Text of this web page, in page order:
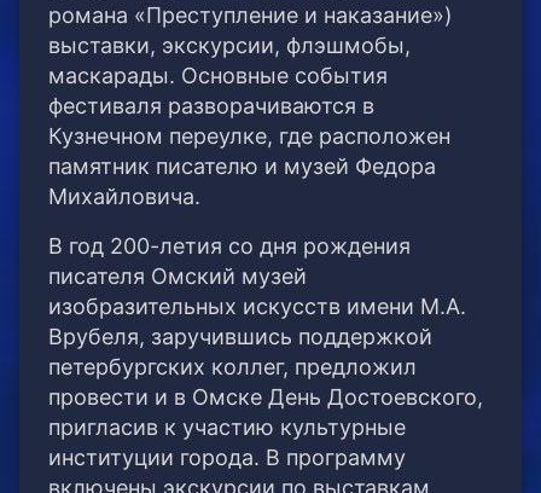
романа «Преступление и наказание»)
выставки, экскурсии, флэшмобы,
маскарады. Основные события
фестиваля разворачиваются в
Кузнечном переулке, где расположен
памятник писателю и музей Федора
Михайловича.
В год 200-летия со дня рождения
писателя Омский музей
изобразительных искусств имени М.А.
Врубеля, заручившись поддержкой
петербургских коллег, предложил
провести и в Омске День Достоевского,
пригласив к участию культурные
институции города. В программу